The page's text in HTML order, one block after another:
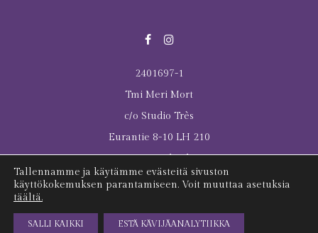
2401697-1
Tmi Meri Mort
c/o Studio Très
Eurantie 8-10 LH 210
00550 Helsinki
© 2026 All rights reserved Meri Mort
Last Tuesday was here
Tallennamme ja käytämme evästeitä sivuston
käyttökokemuksen parantamiseen. Voit muuttaa asetuksia
täältä.
SALLI KAIKKI ESTÄ KÄVIJÄANALYTIIKKA